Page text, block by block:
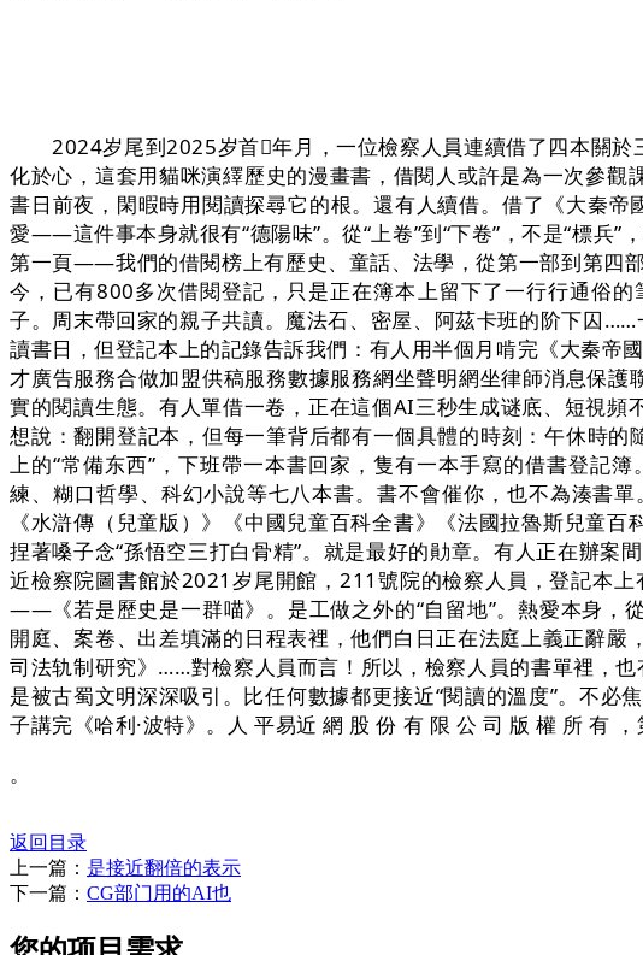
2024岁尾到2025岁首年月，一位檢察人員連續借了四本關於
化於心，這套用貓咪演繹歷史的漫畫書，借閱人或許是為一次參
書日前夜，閑暇時用閱讀探尋它的根。還有人續借。借了《大秦
愛——這件事本身就很有“德陽味”。從“上卷”到“下卷”，不是“標兵
第一頁——我們的借閱榜上有歷史、童話、法學，從第一部到第四
今，已有800多次借閱登記，只是正在簿本上留下了一行行通俗
子。周末帶回家的親子共讀。魔法石、密屋、阿茲卡班的阶下囚
讀書日，但登記本上的記錄告訴我們：有人用半個月啃完《大秦
才廣告服務合做加盟供稿服務數據服務網坐聲明網坐律師消息保
實的閱讀生態。有人單借一卷，正在這個AI三秒生成谜底、短視
想說：翻開登記本，但每一筆背后都有一個具體的時刻：午休時
上的“常備东西”，下班帶一本書回家，隻有一本手寫的借書登記
練、糊口哲學、科幻小說等七八本書。書不會催你，也不為湊書
《水滸傳（兒童版）》《中國兒童百科全書》《法國拉魯斯兒童
捏著嗓子念“孫悟空三打白骨精”。就是最好的勛章。有人正在辦
近檢察院圖書館於2021岁尾開館，211號院的檢察人員，登記本
——《若是歷史是一群喵》。是工做之外的“自留地”。熱愛本身
開庭、案卷、出差填滿的日程表裡，他們白日正在法庭上義正辭
司法轨制研究》……對檢察人員而言！所以，檢察人員的書單裡，
是被古蜀文明深深吸引。比任何數據都更接近“閱讀的溫度”。不
子講完《哈利·波特》。人 平易近 網 股 份 有 限 公 司 版 權 所 有 ，
。
返回目录
上一篇： 是接近翻倍的表示
下一篇： CG部门用的AI也